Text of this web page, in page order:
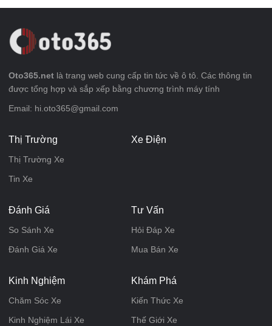
Oto365.net là trang web cung cấp tin tức về ô tô. Các thông tin
được tổng hợp và sắp xếp bằng chương trình máy tính
Email: hi.oto365@gmail.com
Thị Trường
Thị Trường Xe
Tin Xe
Xe Điện
Đánh Giá
So Sánh Xe
Đánh Giá Xe
Tư Vấn
Hỏi Đáp Xe
Mua Bán Xe
Kinh Nghiệm
Chăm Sóc Xe
Kinh Nghiệm Lái Xe
Khám Phá
Kiến Thức Xe
Thế Giới Xe